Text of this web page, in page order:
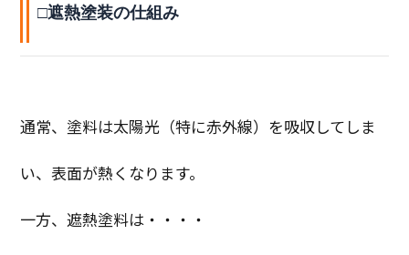
□遮熱塗装の仕組み
通常、塗料は太陽光（特に赤外線）を吸収してしま
い、表面が熱くなります。
一方、遮熱塗料は・・・・